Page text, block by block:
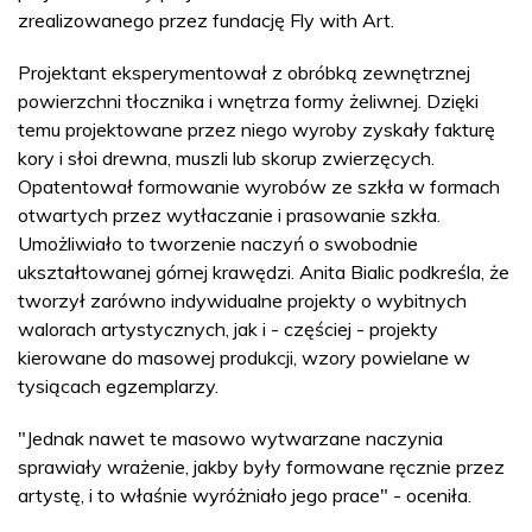
zrealizowanego przez fundację Fly with Art.
Projektant eksperymentował z obróbką zewnętrznej
powierzchni tłocznika i wnętrza formy żeliwnej. Dzięki
temu projektowane przez niego wyroby zyskały fakturę
kory i słoi drewna, muszli lub skorup zwierzęcych.
Opatentował formowanie wyrobów ze szkła w formach
otwartych przez wytłaczanie i prasowanie szkła.
Umożliwiało to tworzenie naczyń o swobodnie
ukształtowanej górnej krawędzi. Anita Bialic podkreśla, że
tworzył zarówno indywidualne projekty o wybitnych
walorach artystycznych, jak i - częściej - projekty
kierowane do masowej produkcji, wzory powielane w
tysiącach egzemplarzy.
"Jednak nawet te masowo wytwarzane naczynia
sprawiały wrażenie, jakby były formowane ręcznie przez
artystę, i to właśnie wyróżniało jego prace" - oceniła.